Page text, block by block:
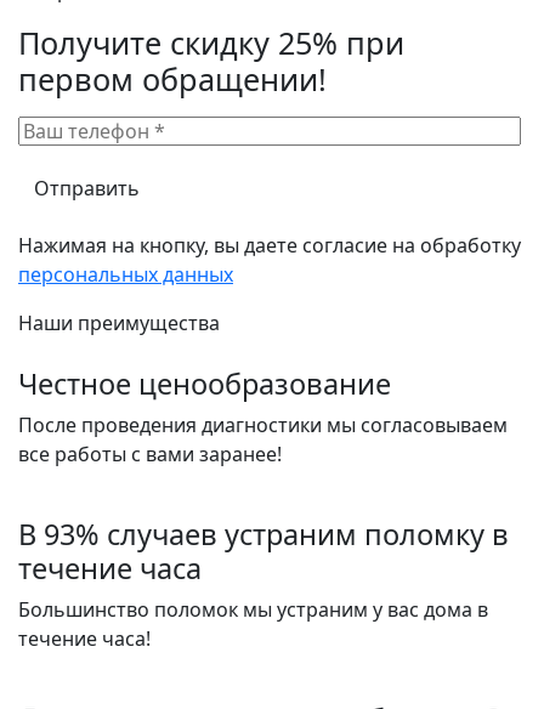
Получите скидку 25% при
первом обращении!
Нажимая на кнопку, вы даете согласие на обработку
персональных данных
Наши преимущества
Честное ценообразование
После проведения диагностики мы согласовываем
все работы с вами заранее!
В 93% случаев устраним поломку в
течение часа
Большинство поломок мы устраним у вас дома в
течение часа!